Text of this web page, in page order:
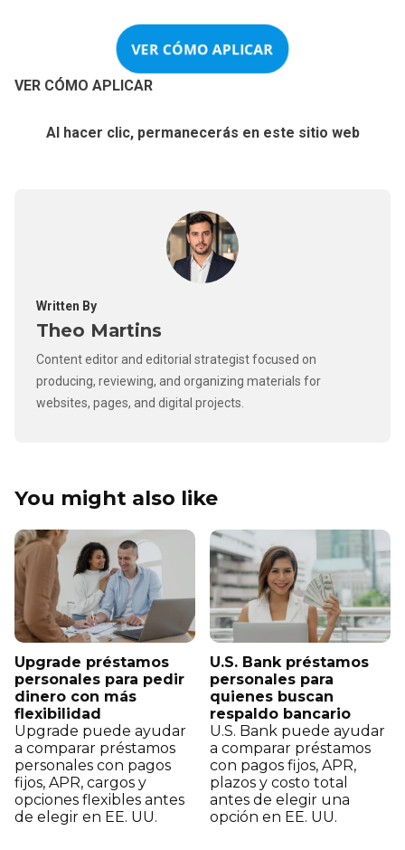
VER CÓMO APLICAR
VER CÓMO APLICAR
Al hacer clic, permanecerás en este sitio web
Written By
Theo Martins
Content editor and editorial strategist focused on
producing, reviewing, and organizing materials for
websites, pages, and digital projects.
You might also like
Upgrade préstamos
personales para pedir
dinero con más
flexibilidad
Upgrade puede ayudar
a comparar préstamos
personales con pagos
fijos, APR, cargos y
opciones flexibles antes
de elegir en EE. UU.
U.S. Bank préstamos
personales para
quienes buscan
respaldo bancario
U.S. Bank puede ayudar
a comparar préstamos
con pagos fijos, APR,
plazos y costo total
antes de elegir una
opción en EE. UU.